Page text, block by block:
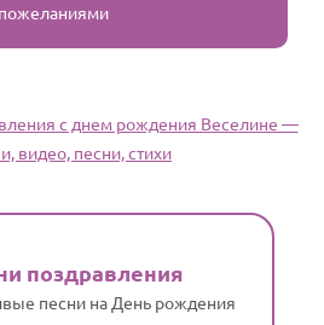
пожеланиями
с днем рождения Веселине —
видео, песни, стихи
поздравления
песни на День рождения